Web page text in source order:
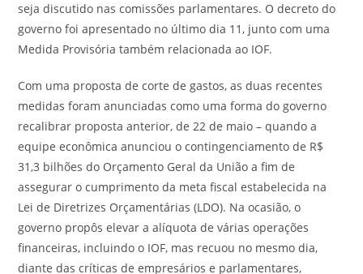
seja discutido nas comissões parlamentares. O decreto do
governo foi apresentado no último dia 11, junto com uma
Medida Provisória também relacionada ao IOF.
Com uma proposta de corte de gastos, as duas recentes
medidas foram anunciadas como uma forma do governo
recalibrar proposta anterior, de 22 de maio – quando a
equipe econômica anunciou o contingenciamento de R$
31,3 bilhões do Orçamento Geral da União a fim de
assegurar o cumprimento da meta fiscal estabelecida na
Lei de Diretrizes Orçamentárias (LDO). Na ocasião, o
governo propôs elevar a alíquota de várias operações
financeiras, incluindo o IOF, mas recuou no mesmo dia,
diante das críticas de empresários e parlamentares,